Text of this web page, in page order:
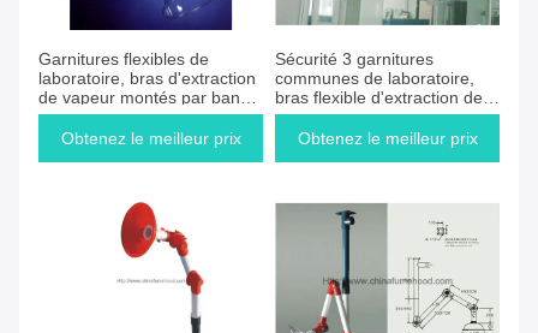
Garnitures flexibles de
laboratoire, bras d'extraction
de vapeur montés par banc
avec des tubes de pp
Obtenez le meilleur prix
Sécurité 3 garnitures
communes de laboratoire,
bras flexible d'extraction de
polypropylène
Obtenez le meilleur prix